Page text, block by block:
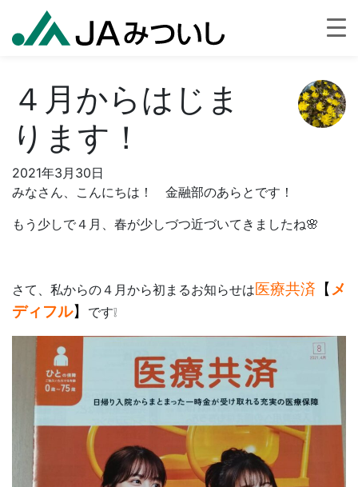
４月からはじま
ります！
2021年3月30日
みなさん、こんにちは！ 金融部のあらとです！
もう少しで４月、春が少しづつ近づいてきましたね🌸
さて、私からの４月から初まるお知らせは医療共済 【メ
ディフル】 です❕